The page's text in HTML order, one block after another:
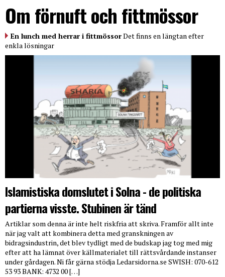
Om förnuft och fittmössor
En lunch med herrar i fittmössorDet finns en längtan efter
enkla lösningar
Islamistiska domslutet i Solna - de politiska
partierna visste. Stubinen är tänd
Artiklar som denna är inte helt riskfria att skriva. Framför allt inte
när jag valt att kombinera detta med granskningen av
bidragsindustrin, det blev tydligt med de budskap jag tog med mig
efter att ha lämnat över källmaterialet till rättsvårdande instanser
under gårdagen. Ni får gärna stödja Ledarsidorna.se SWISH: 070-612
53 93 BANK: 4732 00 […]